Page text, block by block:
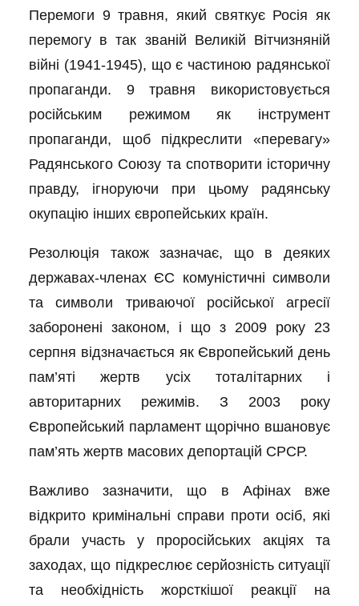
Перемоги 9 травня, який святкує Росія як
перемогу в так званій Великій Вітчизняній
війні (1941-1945), що є частиною радянської
пропаганди. 9 травня використовується
російським режимом як інструмент
пропаганди, щоб підкреслити «перевагу»
Радянського Союзу та спотворити історичну
правду, ігноруючи при цьому радянську
окупацію інших європейських країн.
Резолюція також зазначає, що в деяких
державах-членах ЄС комуністичні символи
та символи триваючої російської агресії
заборонені законом, і що з 2009 року 23
серпня відзначається як Європейський день
пам’яті жертв усіх тоталітарних і
авторитарних режимів. З 2003 року
Європейський парламент щорічно вшановує
пам’ять жертв масових депортацій СРСР.
Важливо зазначити, що в Афінах вже
відкрито кримінальні справи проти осіб, які
брали участь у проросійських акціях та
заходах, що підкреслює серйозність ситуації
та необхідність жорсткішої реакції на